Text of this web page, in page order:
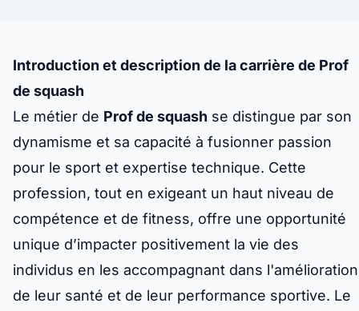
Introduction et description de la carrière de Prof
de squash
Le métier de Prof de squash se distingue par son
dynamisme et sa capacité à fusionner passion
pour le sport et expertise technique. Cette
profession, tout en exigeant un haut niveau de
compétence et de fitness, offre une opportunité
unique d’impacter positivement la vie des
individus en les accompagnant dans l'amélioration
de leur santé et de leur performance sportive. Le